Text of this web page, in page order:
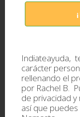
conocido el
poeta, por
poema. y ¿tú?
Si te quieres
abajo ;)).
Indiateayuda,
carácter
rellenando el
por Rachel B.
de privacidad y
así que